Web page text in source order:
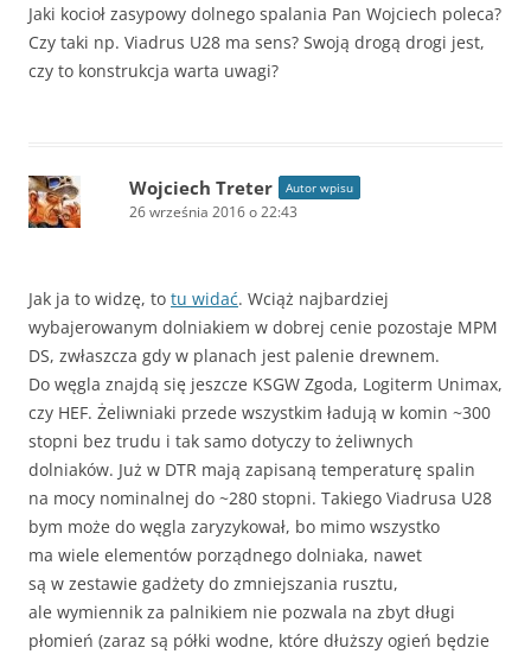
Jaki kocioł zasypowy dolnego spalania Pan Wojciech poleca?
Czy taki np. Viadrus U28 ma sens? Swoją drogą drogi jest,
czy to konstrukcja warta uwagi?
Wojciech Treter Autor wpisu
26 września 2016 o 22:43
Jak ja to widzę, to tu widać. Wciąż najbardziej
wybajerowanym dolniakiem w dobrej cenie pozostaje MPM
DS, zwłaszcza gdy w planach jest palenie drewnem.
Do węgla znajdą się jeszcze KSGW Zgoda, Logiterm Unimax,
czy HEF. Żeliwniaki przede wszystkim ładują w komin ~300
stopni bez trudu i tak samo dotyczy to żeliwnych
dolniaków. Już w DTR mają zapisaną temperaturę spalin
na mocy nominalnej do ~280 stopni. Takiego Viadrusa U28
bym może do węgla zaryzykował, bo mimo wszystko
ma wiele elementów porządnego dolniaka, nawet
są w zestawie gadżety do zmniejszania rusztu,
ale wymiennik za palnikiem nie pozwala na zbyt długi
płomień (zaraz są półki wodne, które dłuższy ogień będzie